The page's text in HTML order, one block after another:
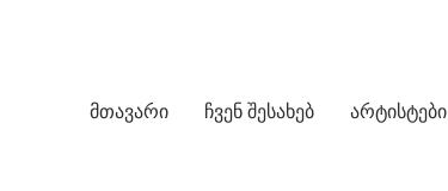
მთავარი ჩვენ შესახებ არტისტები